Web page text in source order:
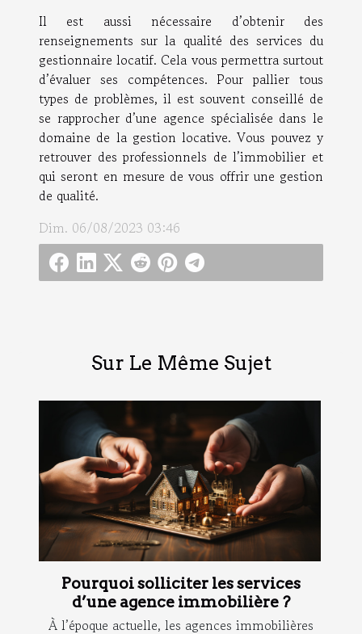
Il est aussi nécessaire d’obtenir des
renseignements sur la qualité des services du
gestionnaire locatif. Cela vous permettra surtout
d’évaluer ses compétences. Pour pallier tous
types de problèmes, il est souvent conseillé de
se rapprocher d’une agence spécialisée dans le
domaine de la gestion locative. Vous pouvez y
retrouver des professionnels de l’immobilier et
qui seront en mesure de vous offrir une gestion
de qualité.
Dim. 06/08/2023 03:46
Sur Le Même Sujet
Pourquoi solliciter les services
d’une agence immobilière ?
À l’époque actuelle, les agences immobilières